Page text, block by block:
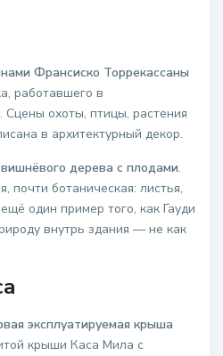
Франсиско Торрекассаны
работавшего в
Сцены охоты, птицы, растения
в архитектурный декор.
вишнёвого дерева с плодами.
почти ботаническая: листья,
один пример того, как Гауди
внутрь здания — не как
эксплуатируемая крыша
крыши Каса Мила с